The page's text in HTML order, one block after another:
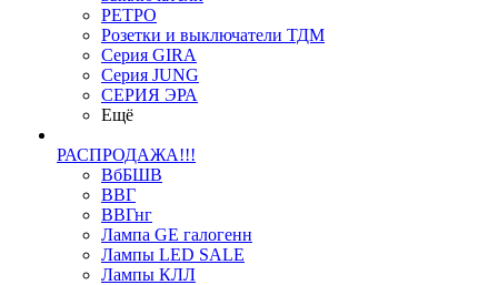
РЕТРО
Розетки и выключатели ТДМ
Серия GIRA
Серия JUNG
СЕРИЯ ЭРА
Ещё
РАСПРОДАЖА!!!
ВбБШВ
ВВГ
ВВГнг
Лампа GE галогенн
Лампы LED SALE
Лампы КЛЛ